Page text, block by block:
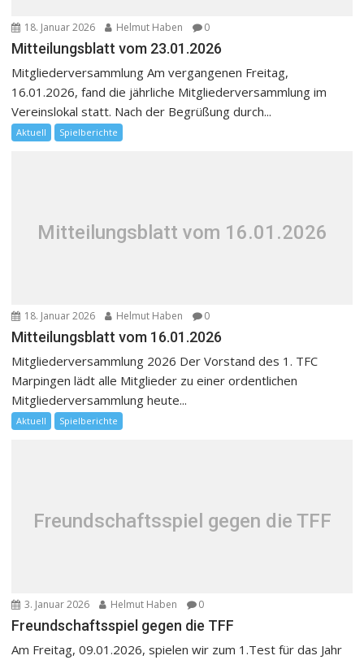
18. Januar 2026 Helmut Haben 0
Mitteilungsblatt vom 23.01.2026
Mitgliederversammlung Am vergangenen Freitag,
16.01.2026, fand die jährliche Mitgliederversammlung im
Vereinslokal statt. Nach der Begrüßung durch...
Aktuell Spielberichte
Mitteilungsblatt vom 16.01.2026
18. Januar 2026 Helmut Haben 0
Mitteilungsblatt vom 16.01.2026
Mitgliederversammlung 2026 Der Vorstand des 1. TFC
Marpingen lädt alle Mitglieder zu einer ordentlichen
Mitgliederversammlung heute...
Aktuell Spielberichte
Freundschaftsspiel gegen die TFF
3. Januar 2026 Helmut Haben 0
Freundschaftsspiel gegen die TFF
Am Freitag, 09.01.2026, spielen wir zum 1.Test für das Jahr